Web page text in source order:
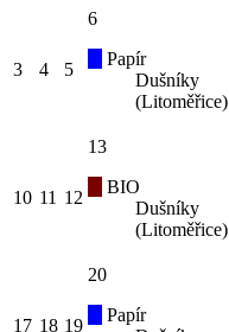
3 4 5
6
Papír
Dušníky
(Litoměřice)
10 11 12
13
BIO
Dušníky
(Litoměřice)
17 18 19
20
Papír